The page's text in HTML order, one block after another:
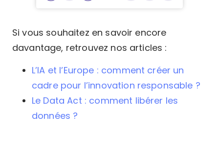
Si vous souhaitez en savoir encore
davantage, retrouvez nos articles :
L’IA et l’Europe : comment créer un
cadre pour l’innovation responsable ?
Le Data Act : comment libérer les
données ?